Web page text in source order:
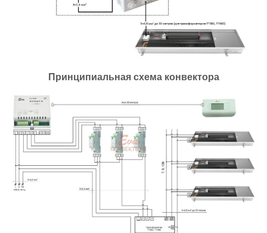
Принципиальная схема конвектора